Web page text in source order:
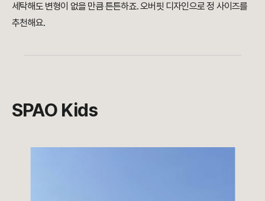
세탁해도 변형이 없을 만큼 튼튼하죠. 오버핏 디자인으로 정 사이즈를
추천해요.
SPAO Kids